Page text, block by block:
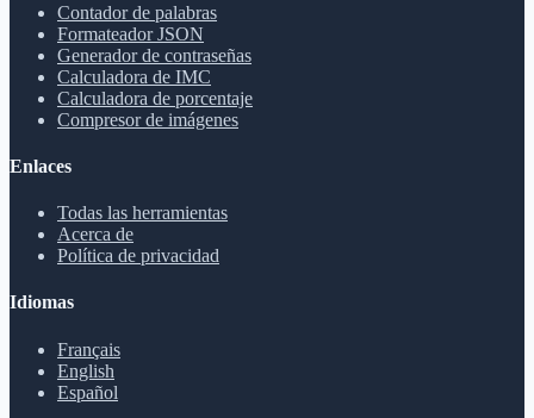
Contador de palabras
Formateador JSON
Generador de contraseñas
Calculadora de IMC
Calculadora de porcentaje
Compresor de imágenes
Enlaces
Todas las herramientas
Acerca de
Política de privacidad
Idiomas
Français
English
Español